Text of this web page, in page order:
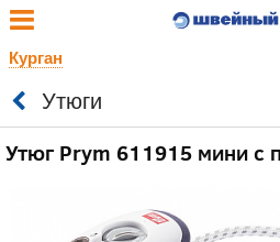
Курган
Утюги
Утюг Prym 611915 мини с